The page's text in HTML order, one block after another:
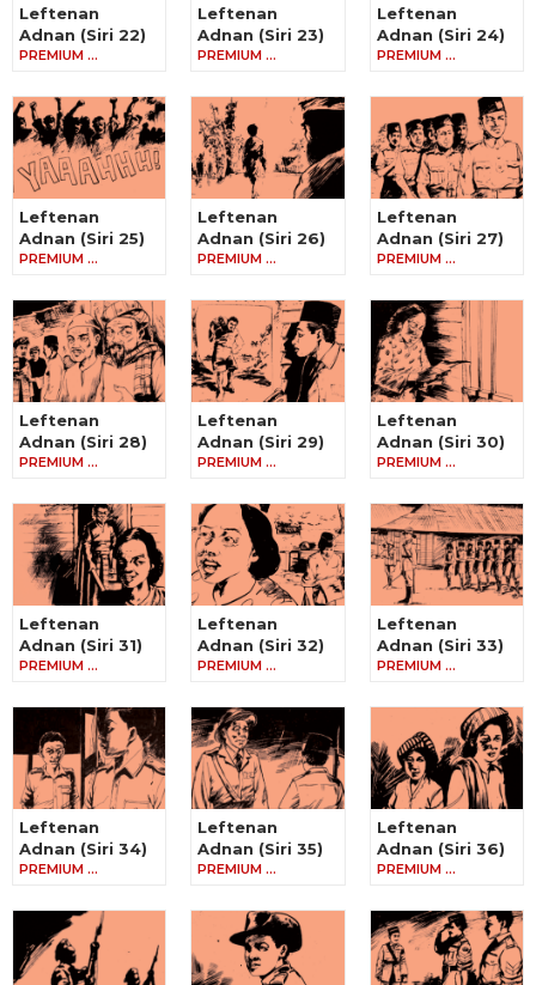
Leftenan
Adnan (Siri 22)
PREMIUM …
Leftenan
Adnan (Siri 23)
PREMIUM …
Leftenan
Adnan (Siri 24)
PREMIUM …
Leftenan
Adnan (Siri 25)
PREMIUM …
Leftenan
Adnan (Siri 26)
PREMIUM …
Leftenan
Adnan (Siri 27)
PREMIUM …
Leftenan
Adnan (Siri 28)
PREMIUM …
Leftenan
Adnan (Siri 29)
PREMIUM …
Leftenan
Adnan (Siri 30)
PREMIUM …
Leftenan
Adnan (Siri 31)
PREMIUM …
Leftenan
Adnan (Siri 32)
PREMIUM …
Leftenan
Adnan (Siri 33)
PREMIUM …
Leftenan
Adnan (Siri 34)
PREMIUM …
Leftenan
Adnan (Siri 35)
PREMIUM …
Leftenan
Adnan (Siri 36)
PREMIUM …